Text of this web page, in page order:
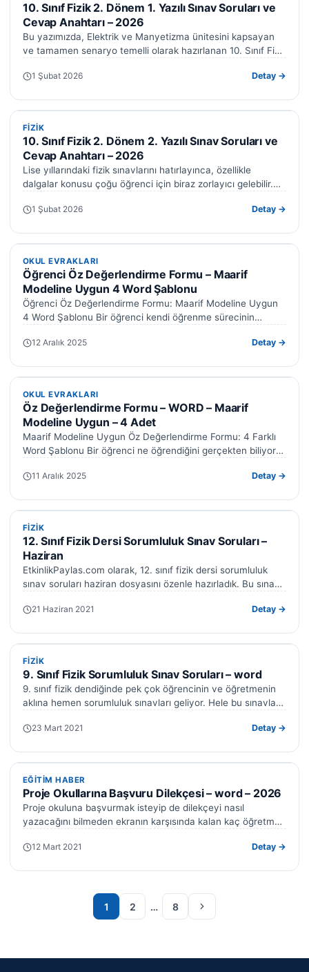
10. Sınıf Fizik 2. Dönem 1. Yazılı Sınav Soruları ve
Cevap Anahtarı – 2026
Bu yazımızda, Elektrik ve Manyetizma ünitesini kapsayan
ve tamamen senaryo temelli olarak hazırlanan 10. Sınıf Fizik
1 Şubat 2026 Detay →
FIZIK
FIZIK
10. Sınıf Fizik 2. Dönem 2. Yazılı Sınav Soruları ve
Cevap Anahtarı – 2026
Lise yıllarındaki fizik sınavlarını hatırlayınca, özellikle
dalgalar konusu çoğu öğrenci için biraz zorlayıcı gelebilir.
1 Şubat 2026 Detay →
OKUL EVRAKLARI
OKUL EVRAKLARI
Öğrenci Öz Değerlendirme Formu – Maarif
Modeline Uygun 4 Word Şablonu
Öğrenci Öz Değerlendirme Formu: Maarif Modeline Uygun
4 Word Şablonu Bir öğrenci kendi öğrenme sürecinin
12 Aralık 2025 Detay →
OKUL EVRAKLARI
OKUL EVRAKLARI
Öz Değerlendirme Formu – WORD – Maarif
Modeline Uygun – 4 Adet
Maarif Modeline Uygun Öz Değerlendirme Formu: 4 Farklı
Word Şablonu Bir öğrenci ne öğrendiğini gerçekten biliyor
11 Aralık 2025 Detay →
FIZIK
FIZIK
12. Sınıf Fizik Dersi Sorumluluk Sınav Soruları –
Haziran
EtkinlikPaylas.com olarak, 12. sınıf fizik dersi sorumluluk
sınav soruları haziran dosyasını özenle hazırladık. Bu sınav
21 Haziran 2021 Detay →
FIZIK
FIZIK
9. Sınıf Fizik Sorumluluk Sınav Soruları – word
9. sınıf fizik dendiğinde pek çok öğrencinin ve öğretmenin
aklına hemen sorumluluk sınavları geliyor. Hele bu sınavlar
23 Mart 2021 Detay →
EĞITIM HABER
EĞITIM HABER
Proje Okullarına Başvuru Dilekçesi – word – 2026
Proje okuluna başvurmak isteyip de dilekçeyi nasıl
yazacağını bilmeden ekranın karşısında kalan kaç öğretmen
12 Mart 2021 Detay →
1 2 … 8
Sonraki sayfa